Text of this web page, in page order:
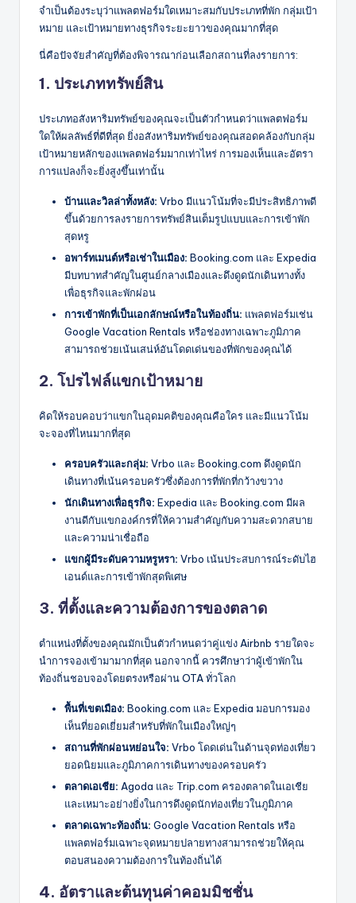
จำเป็นต้องระบุว่าแพลตฟอร์มใดเหมาะสมกับประเภทที่พัก กลุ่มเป้า
หมาย และเป้าหมายทางธุรกิจระยะยาวของคุณมากที่สุด
นี่คือปัจจัยสำคัญที่ต้องพิจารณาก่อนเลือกสถานที่ลงรายการ:
1. ประเภททรัพย์สิน
ประเภทอสังหาริมทรัพย์ของคุณจะเป็นตัวกำหนดว่าแพลตฟอร์ม
ใดให้ผลลัพธ์ที่ดีที่สุด ยิ่งอสังหาริมทรัพย์ของคุณสอดคล้องกับกลุ่ม
เป้าหมายหลักของแพลตฟอร์มมากเท่าไหร่ การมองเห็นและอัตรา
การแปลงก็จะยิ่งสูงขึ้นเท่านั้น
บ้านและวิลล่าทั้งหลัง: Vrbo มีแนวโน้มที่จะมีประสิทธิภาพดี
ขึ้นด้วยการลงรายการทรัพย์สินเต็มรูปแบบและการเข้าพัก
สุดหรู
อพาร์ทเมนต์หรือเช่าในเมือง: Booking.com และ Expedia
มีบทบาทสำคัญในศูนย์กลางเมืองและดึงดูดนักเดินทางทั้ง
เพื่อธุรกิจและพักผ่อน
การเข้าพักที่เป็นเอกลักษณ์หรือในท้องถิ่น: แพลตฟอร์มเช่น
Google Vacation Rentals หรือช่องทางเฉพาะภูมิภาค
สามารถช่วยเน้นเสน่ห์อันโดดเด่นของที่พักของคุณได้
2. โปรไฟล์แขกเป้าหมาย
คิดให้รอบคอบว่าแขกในอุดมคติของคุณคือใคร และมีแนวโน้ม
จะจองที่ไหนมากที่สุด
ครอบครัวและกลุ่ม: Vrbo และ Booking.com ดึงดูดนัก
เดินทางที่เน้นครอบครัวซึ่งต้องการที่พักที่กว้างขวาง
นักเดินทางเพื่อธุรกิจ: Expedia และ Booking.com มีผล
งานดีกับแขกองค์กรที่ให้ความสำคัญกับความสะดวกสบาย
และความน่าเชื่อถือ
แขกผู้มีระดับความหรูหรา: Vrbo เน้นประสบการณ์ระดับไฮ
เอนด์และการเข้าพักสุดพิเศษ
3. ที่ตั้งและความต้องการของตลาด
ตำแหน่งที่ตั้งของคุณมักเป็นตัวกำหนดว่าคู่แข่ง Airbnb รายใดจะ
นำการจองเข้ามามากที่สุด นอกจากนี้ ควรศึกษาว่าผู้เข้าพักใน
ท้องถิ่นชอบจองโดยตรงหรือผ่าน OTA ทั่วโลก
พื้นที่เขตเมือง: Booking.com และ Expedia มอบการมอง
เห็นที่ยอดเยี่ยมสำหรับที่พักในเมืองใหญ่ๆ
สถานที่พักผ่อนหย่อนใจ: Vrbo โดดเด่นในด้านจุดท่องเที่ยว
ยอดนิยมและภูมิภาคการเดินทางของครอบครัว
ตลาดเอเชีย: Agoda และ Trip.com ครองตลาดในเอเชีย
และเหมาะอย่างยิ่งในการดึงดูดนักท่องเที่ยวในภูมิภาค
ตลาดเฉพาะท้องถิ่น: Google Vacation Rentals หรือ
แพลตฟอร์มเฉพาะจุดหมายปลายทางสามารถช่วยให้คุณ
ตอบสนองความต้องการในท้องถิ่นได้
4. อัตราและต้นทุนค่าคอมมิชชั่น